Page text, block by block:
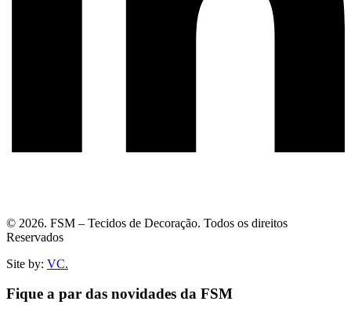
© 2026. FSM – Tecidos de Decoração. Todos os direitos
Reservados
Site by: VC.
Fique a par das novidades da FSM